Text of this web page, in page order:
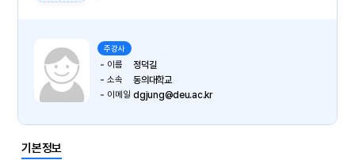
기본정보
주강사
이름 정덕길
소속 동의대학교
이메일 dgjung@deu.ac.kr